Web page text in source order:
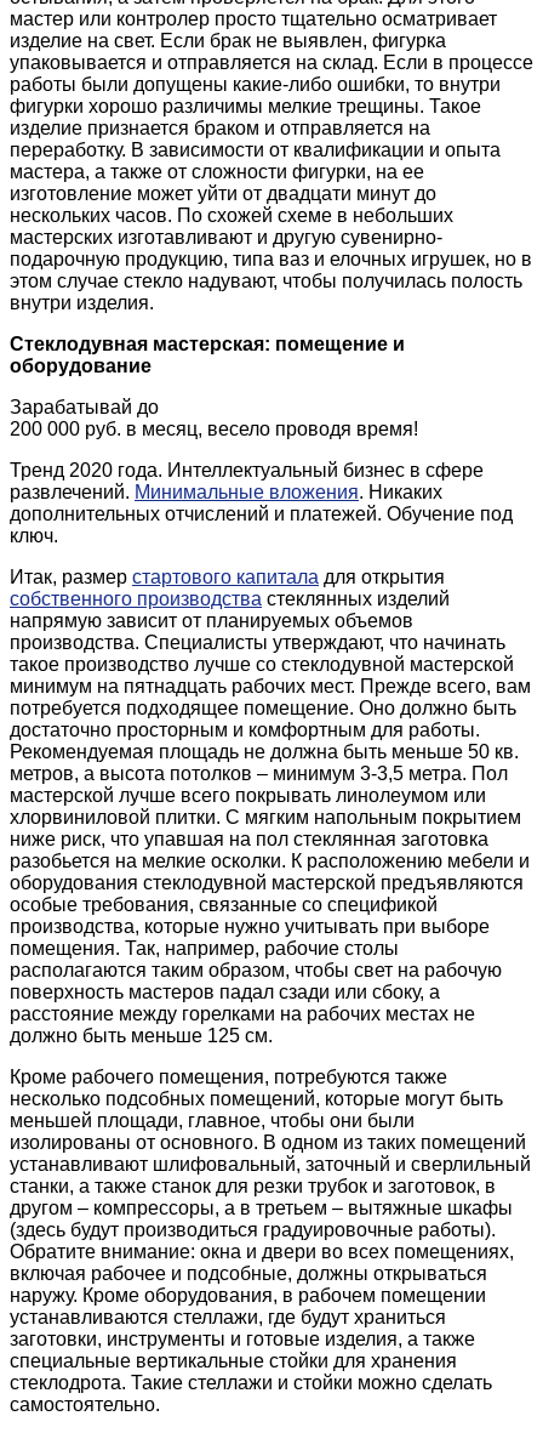
мастер или контролер просто тщательно осматривает
изделие на свет. Если брак не выявлен, фигурка
упаковывается и отправляется на склад. Если в процессе
работы были допущены какие-либо ошибки, то внутри
фигурки хорошо различимы мелкие трещины. Такое
изделие признается браком и отправляется на
переработку. В зависимости от квалификации и опыта
мастера, а также от сложности фигурки, на ее
изготовление может уйти от двадцати минут до
нескольких часов. По схожей схеме в небольших
мастерских изготавливают и другую сувенирно-
подарочную продукцию, типа ваз и елочных игрушек, но в
этом случае стекло надувают, чтобы получилась полость
внутри изделия.
Стеклодувная мастерская: помещение и
оборудование
Зарабатывай до
200 000 руб. в месяц, весело проводя время!
Тренд 2020 года. Интеллектуальный бизнес в сфере
развлечений. Минимальные вложения. Никаких
дополнительных отчислений и платежей. Обучение под
ключ.
Итак, размер стартового капитала для открытия
собственного производства стеклянных изделий
напрямую зависит от планируемых объемов
производства. Специалисты утверждают, что начинать
такое производство лучше со стеклодувной мастерской
минимум на пятнадцать рабочих мест. Прежде всего, вам
потребуется подходящее помещение. Оно должно быть
достаточно просторным и комфортным для работы.
Рекомендуемая площадь не должна быть меньше 50 кв.
метров, а высота потолков – минимум 3-3,5 метра. Пол
мастерской лучше всего покрывать линолеумом или
хлорвиниловой плитки. С мягким напольным покрытием
ниже риск, что упавшая на пол стеклянная заготовка
разобьется на мелкие осколки. К расположению мебели и
оборудования стеклодувной мастерской предъявляются
особые требования, связанные со спецификой
производства, которые нужно учитывать при выборе
помещения. Так, например, рабочие столы
располагаются таким образом, чтобы свет на рабочую
поверхность мастеров падал сзади или сбоку, а
расстояние между горелками на рабочих местах не
должно быть меньше 125 см.
Кроме рабочего помещения, потребуются также
несколько подсобных помещений, которые могут быть
меньшей площади, главное, чтобы они были
изолированы от основного. В одном из таких помещений
устанавливают шлифовальный, заточный и сверлильный
станки, а также станок для резки трубок и заготовок, в
другом – компрессоры, а в третьем – вытяжные шкафы
(здесь будут производиться градуировочные работы).
Обратите внимание: окна и двери во всех помещениях,
включая рабочее и подсобные, должны открываться
наружу. Кроме оборудования, в рабочем помещении
устанавливаются стеллажи, где будут храниться
заготовки, инструменты и готовые изделия, а также
специальные вертикальные стойки для хранения
стеклодрота. Такие стеллажи и стойки можно сделать
самостоятельно.